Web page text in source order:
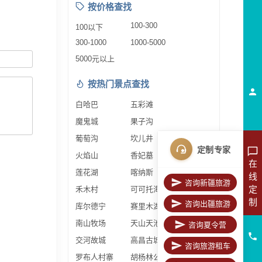
按价格查找
100以下
100-300
300-1000
1000-5000
5000元以上
按热门景点查找
白哈巴
五彩滩
魔鬼城
果子沟
葡萄沟
坎儿井
火焰山
香妃墓
莲花湖
喀纳斯
禾木村
可可托海
库尔德宁
赛里木湖
南山牧场
天山天池
交河故城
高昌古城
罗布人村寨
胡杨林公园
在
线
定
制
定制专家
咨询新疆旅游
咨询出疆旅游
咨询夏令营
咨询旅游租车